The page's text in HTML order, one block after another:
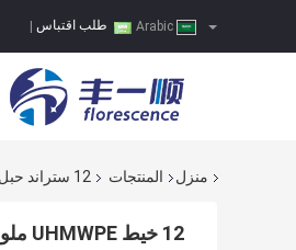
طلب اقتباس
منزل المنتجات 12 ستراند حبل UHMWPE
12 خيط UHMWPE ملون حبل مجوف ملفوف لسحب 32 ملم